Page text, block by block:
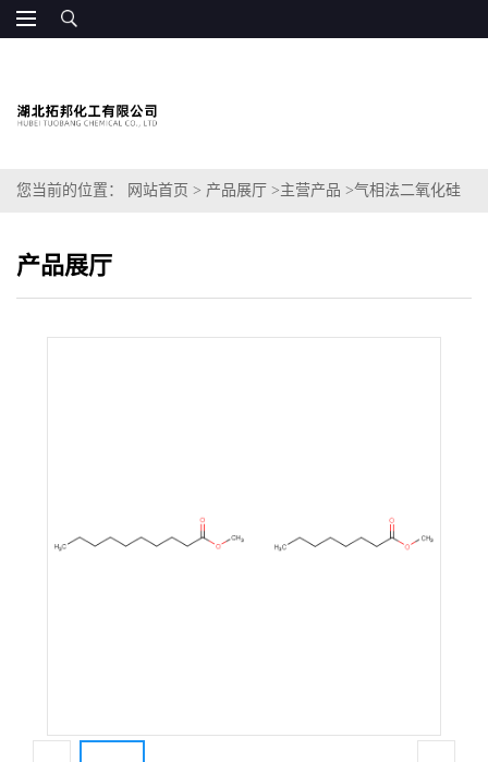
您当前的位置： 网站首页 > 产品展厅 >主营产品 >气相法二氧化硅
产品展厅